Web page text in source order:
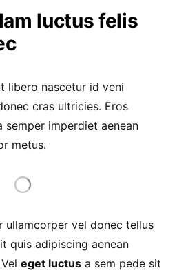
luctus felis
libero nascetur id veni
cras ultricies. Eros
semper imperdiet aenean
metus.
ullamcorper vel donec tellus
quis adipiscing aenean
eget luctus a sem pede sit